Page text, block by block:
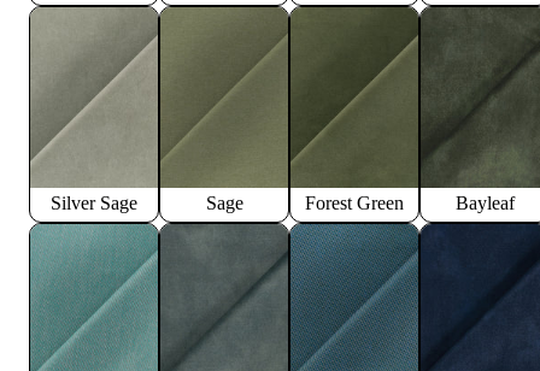
Silver Sage Sage Forest Green Bayleaf